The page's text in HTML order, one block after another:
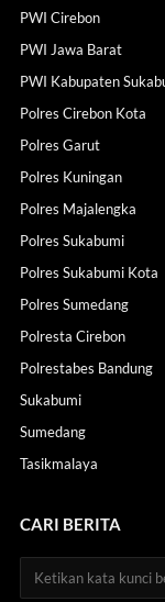
PWI Cirebon
PWI Jawa Barat
PWI Kabupaten
Polres Cirebon Kota
Polres Garut
Polres Kuningan
Polres Majalengka
Polres Sukabumi
Polres Sukabumi Kota
Polres Sumedang
Polresta Cirebon
Polrestabes Bandung
Sukabumi
Sumedang
Tasikmalaya
CARI BERITA